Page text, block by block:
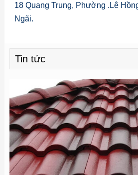
18 Quang Trung, Phường .Lê
Ngãi.
Tin tức